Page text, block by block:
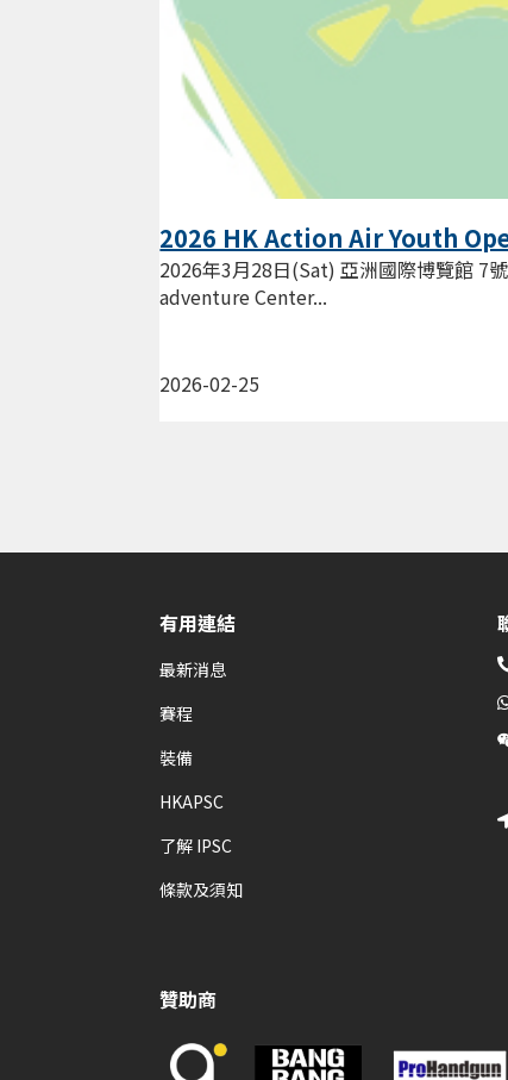
2026 HK Action Air Youth
2026-02-25
2026年3月28日(Sat) 亞洲國際博覽館 7
adventure Center...
有用連結
最新消息
賽程
裝備
HKAPSC
了解 IPSC
條款及須知
贊助商